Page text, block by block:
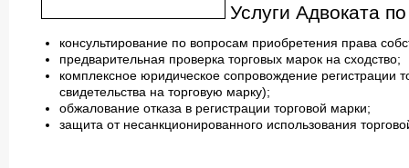
Услуги Адвоката
консультирование по вопросам приобретения права
предварительная проверка торговых марок на сходство;
комплексное юридическое сопровождение регистрации
свидетельства на торговую марку);
обжалование отказа в регистрации торговой марки;
защита от несанкционированного использования